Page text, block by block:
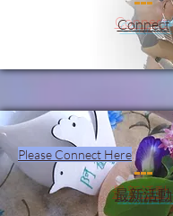
Connect
Please Connect Here
最新活動